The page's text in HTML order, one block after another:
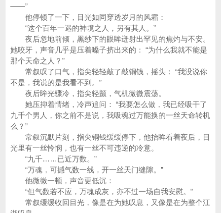
——”
他停顿了一下，目光如同穿透岁月的风霜：
“这个百年一遇的神境之人，另有其人。”
夜后忽地前倾，黑纱下的眼眸迸射出罕见的焦灼与不安。
她咬牙，声音几乎是压着嗓子挤出来的： “为什么我就不能是
那个天命之人？”
常叙叹了口气，指尖轻轻敲了敲铜钱，摇头： “我没说你
不是，我说的是我看不到。”
夜后眸光骤冷，指尖轻颤，气机微微震荡。
她压抑着情绪，冷声追问： “我要怎么做，我已经吸干了
九千个男人，你之前不是说，我吸魂过万能换的一丝天命转机
么？”
常叙沉默片刻，指尖铜钱缓缓停下，他抬眸看着夜后，目
光里有一丝怜悯，也有一丝不可违逆的冷意。
“九千……已近万数。”
“万魂，可撼气数一线，开一丝天门缝隙。”
他微微一顿，声音更低沉：
“但气数若不应，万魂成灰，亦不过一场自我安慰。”
常叙缓缓收回目光，像是在为她叹息，又像是在为整个江